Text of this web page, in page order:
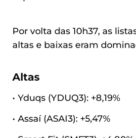
Por volta das 10h37, as
altas e baixas eram
Altas
• Yduqs (YDUQ3): +8,19%
• Assaí (ASAI3): +5,47%